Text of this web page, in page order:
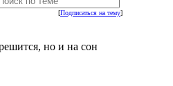
[Подписаться на тему]
но и на сон